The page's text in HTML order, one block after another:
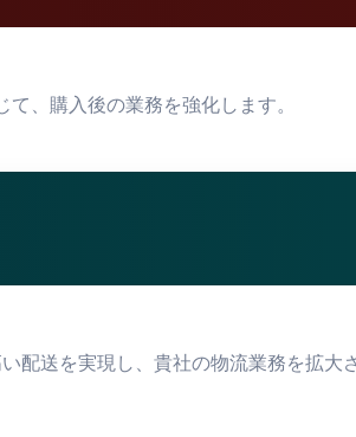
、購入後の業務を強化します。
配送を実現し、貴社の物流業務を拡大